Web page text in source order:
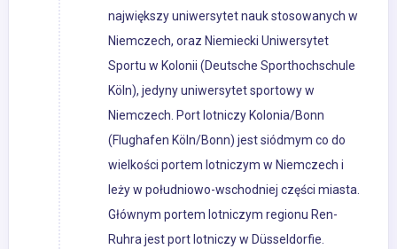
największy uniwersytet nauk stosowanych w
Niemczech, oraz Niemiecki Uniwersytet
Sportu w Kolonii (Deutsche Sporthochschule
Köln), jedyny uniwersytet sportowy w
Niemczech. Port lotniczy Kolonia/Bonn
(Flughafen Köln/Bonn) jest siódmym co do
wielkości portem lotniczym w Niemczech i
leży w południowo-wschodniej części miasta.
Głównym portem lotniczym regionu Ren-
Ruhra jest port lotniczy w Düsseldorfie.